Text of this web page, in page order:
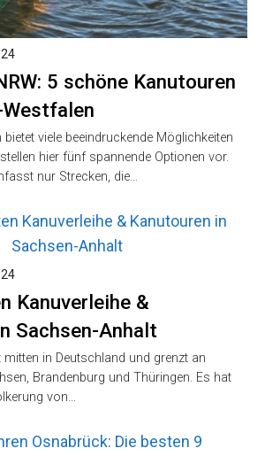
5 schöne Kanutouren
viele beeindruckende Möglichkeiten
hier fünf spannende Optionen vor.
nur Strecken, die…
Kanuverleihe &
Sachsen-Anhalt
mitten in Deutschland und grenzt an
Brandenburg und Thüringen. Es hat
von…